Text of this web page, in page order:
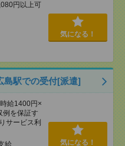
円以上可
気になる！
駅での受付[派遣]
給1400円×
を保証す
サービス利
給
気になる！